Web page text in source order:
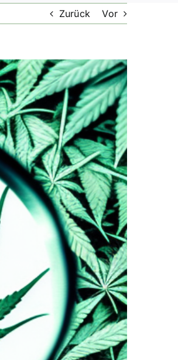
Zurück Vor